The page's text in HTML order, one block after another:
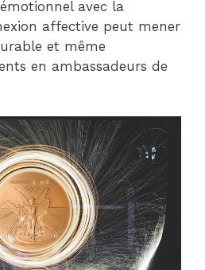
avec la
affective peut mener
et même
en ambassadeurs de